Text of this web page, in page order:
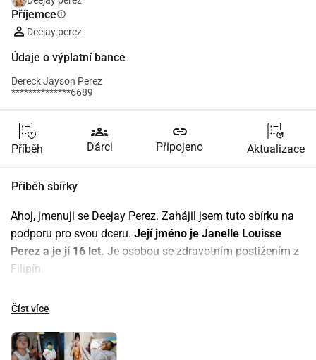
Příjemceinfo
Deejay perez
Údaje o výplatní bance
Dereck Jayson Perez
**************6689
Příběh
groups
Dárci
link
Připojeno Aktualizace
Příběh sbírky
Ahoj, jmenuji se Deejay Perez. Zahájil jsem tuto sbírku na
podporu pro svou dceru. Její jméno je Janelle Louisse
Perez a je jí 16 let. Je osobou se zdravotním postižením z
Filipín.
Janelle má nádor na mozku (kraniofaryngiom) a ve 3
opakována 3krát kvůli recidivě nádoru a poslední operace
byla provedena v roce 2021, která stále nádor neodstranila,
Číst více